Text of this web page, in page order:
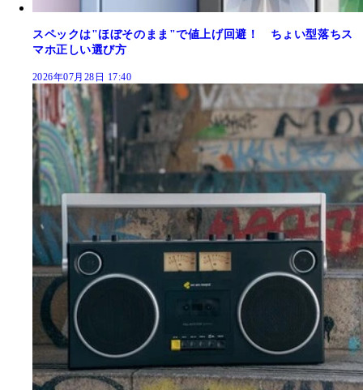
スペックは"ほぼそのまま"で値上げ回避！ ちょい型落ちス
マホ正しい選び方
2026年07月28日 17:40